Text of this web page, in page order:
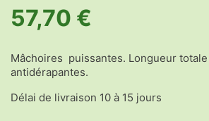
57,70 €
Mâchoires puissantes. Longueur
antidérapantes.
Délai de livraison 10 à 15 jours